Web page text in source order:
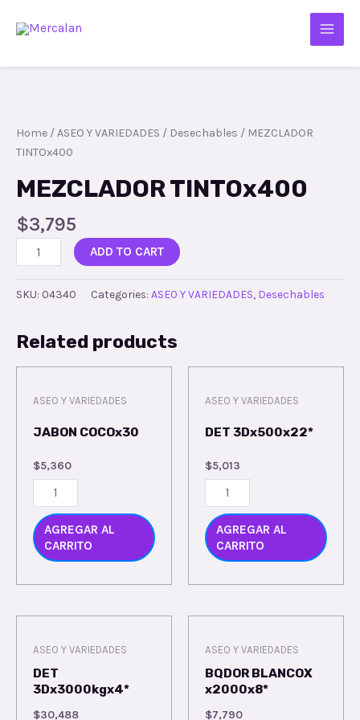
Home /ASEO Y VARIEDADES / Desechables / MEZCLADOR
TINTOx400
MEZCLADOR TINTOx400
$3,795
ADD TO CART
SKU: 04340 Categories: ASEO Y VARIEDADES, Desechables
Related products
ASEO Y VARIEDADES
JABON COCOx30
$5,360
AGREGAR AL
CARRITO
ASEO Y VARIEDADES
DET 3Dx500x22*
$5,013
AGREGAR AL
CARRITO
ASEO Y VARIEDADES
DET
3Dx3000kgx4*
$30,488
ASEO Y VARIEDADES
BQDOR BLANCOX
x2000x8*
$7,790